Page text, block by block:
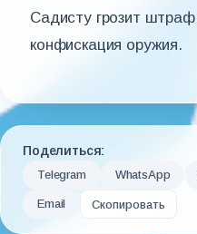
Садисту грозит
конфискация оружия.
Поделиться:
Telegram WhatsApp
Email Скопировать